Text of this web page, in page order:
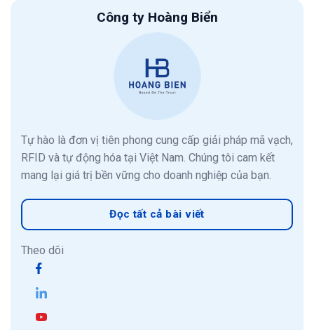
Công ty Hoàng Biển
Tự hào là đơn vị tiên phong cung cấp giải pháp mã vạch,
RFID và tự động hóa tại Việt Nam. Chúng tôi cam kết
mang lại giá trị bền vững cho doanh nghiệp của bạn.
Đọc tất cả bài viết
Theo dõi